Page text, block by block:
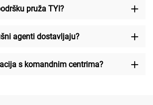
pruža TYI?
agenti dostavljaju?
s komandnim centrima?